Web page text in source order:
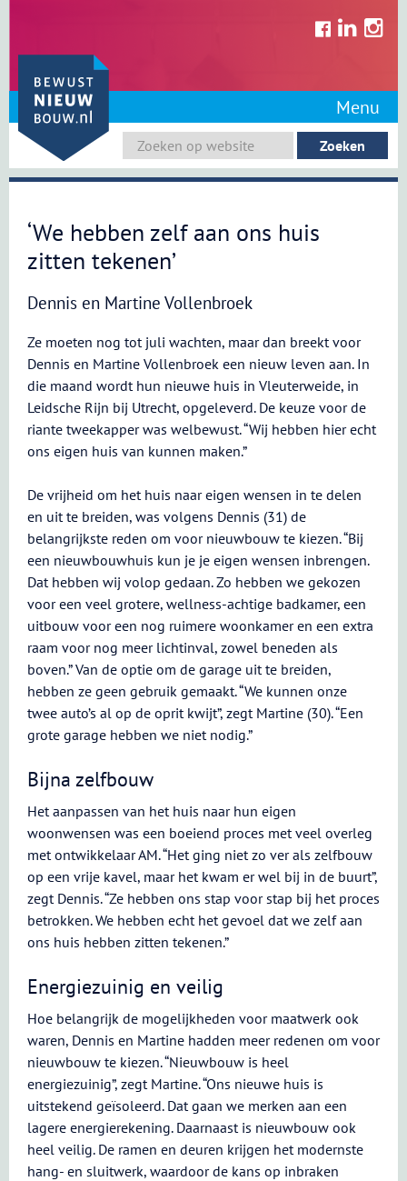
content
Menu
‘We hebben zelf aan ons huis
zitten tekenen’
Dennis en Martine Vollenbroek
Ze moeten nog tot juli wachten, maar dan breekt voor
Dennis en Martine Vollenbroek een nieuw leven aan. In
die maand wordt hun nieuwe huis in Vleuterweide, in
Leidsche Rijn bij Utrecht, opgeleverd. De keuze voor de
riante tweekapper was welbewust. “Wij hebben hier echt
ons eigen huis van kunnen maken.”
De vrijheid om het huis naar eigen wensen in te delen
en uit te breiden, was volgens Dennis (31) de
belangrijkste reden om voor nieuwbouw te kiezen. “Bij
een nieuwbouwhuis kun je je eigen wensen inbrengen.
Dat hebben wij volop gedaan. Zo hebben we gekozen
voor een veel grotere, wellness-achtige badkamer, een
uitbouw voor een nog ruimere woonkamer en een extra
raam voor nog meer lichtinval, zowel beneden als
boven.” Van de optie om de garage uit te breiden,
hebben ze geen gebruik gemaakt. “We kunnen onze
twee auto’s al op de oprit kwijt”, zegt Martine (30). “Een
grote garage hebben we niet nodig.”
Bijna zelfbouw
Het aanpassen van het huis naar hun eigen
woonwensen was een boeiend proces met veel overleg
met ontwikkelaar AM. “Het ging niet zo ver als zelfbouw
op een vrije kavel, maar het kwam er wel bij in de buurt”,
zegt Dennis. “Ze hebben ons stap voor stap bij het proces
betrokken. We hebben echt het gevoel dat we zelf aan
ons huis hebben zitten tekenen.”
Energiezuinig en veilig
Hoe belangrijk de mogelijkheden voor maatwerk ook
waren, Dennis en Martine hadden meer redenen om voor
nieuwbouw te kiezen. “Nieuwbouw is heel
energiezuinig”, zegt Martine. “Ons nieuwe huis is
uitstekend geïsoleerd. Dat gaan we merken aan een
lagere energierekening. Daarnaast is nieuwbouw ook
heel veilig. De ramen en deuren krijgen het modernste
hang- en sluitwerk, waardoor de kans op inbraken